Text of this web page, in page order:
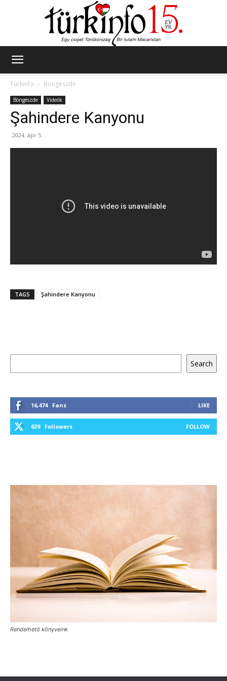
Türkinfo
Böngészde
Böngészde Videók
Şahindere Kanyonu
2024. ápr 5.
TAGS Şahindere Kanyonu
Search
16,474 Fans LIKE
639 Followers FOLLOW
Rendelhető könyveink